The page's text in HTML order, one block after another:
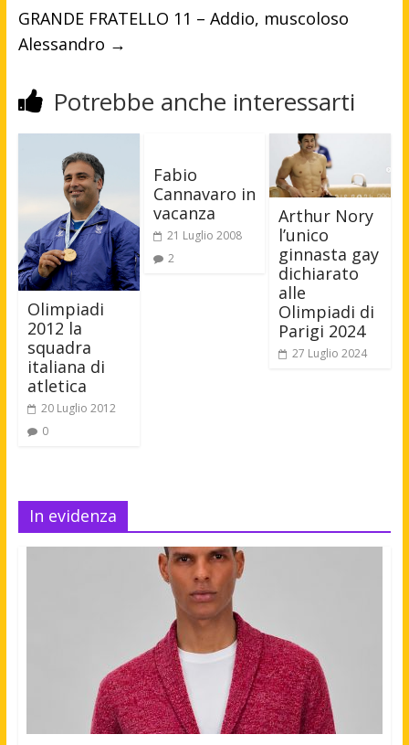
GRANDE FRATELLO 11 – Addio, muscoloso
Alessandro →
Potrebbe anche interessarti
Olimpiadi
2012 la
squadra
italiana di
atletica
20 Luglio 2012
0
Fabio
Cannavaro in
vacanza
21 Luglio 2008
2
Arthur Nory
l’unico
ginnasta gay
dichiarato
alle
Olimpiadi di
Parigi 2024
27 Luglio 2024
In evidenza